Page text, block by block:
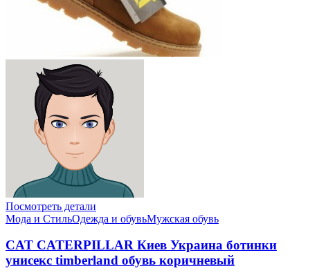
Посмотреть детали
Мода и СтильОдежда и обувьМужская обувь
CAT CATERPILLAR Киев Украина ботинки
унисекс timberland обувь коричневый